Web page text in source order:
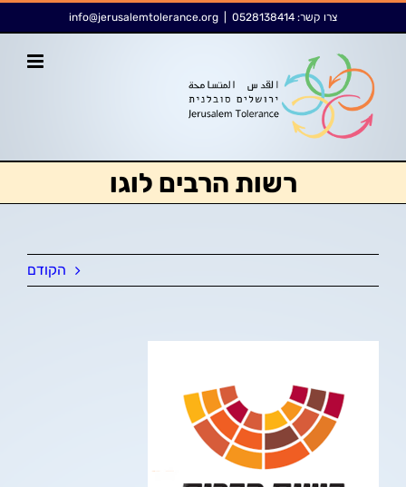
לתוכן
צרו קשר: 0528138414
info@jerusalemtolerance.org
רשות הרבים לוגו
הקודם